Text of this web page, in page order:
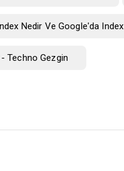
Nedir Ve Google'da
- Techno Gezgin